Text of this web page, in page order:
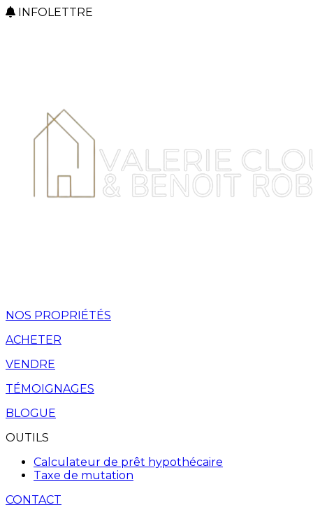
INFOLETTRE
NOS PROPRIÉTÉS
ACHETER
VENDRE
TÉMOIGNAGES
BLOGUE
OUTILS
Calculateur de prêt hypothécaire
Taxe de mutation
CONTACT